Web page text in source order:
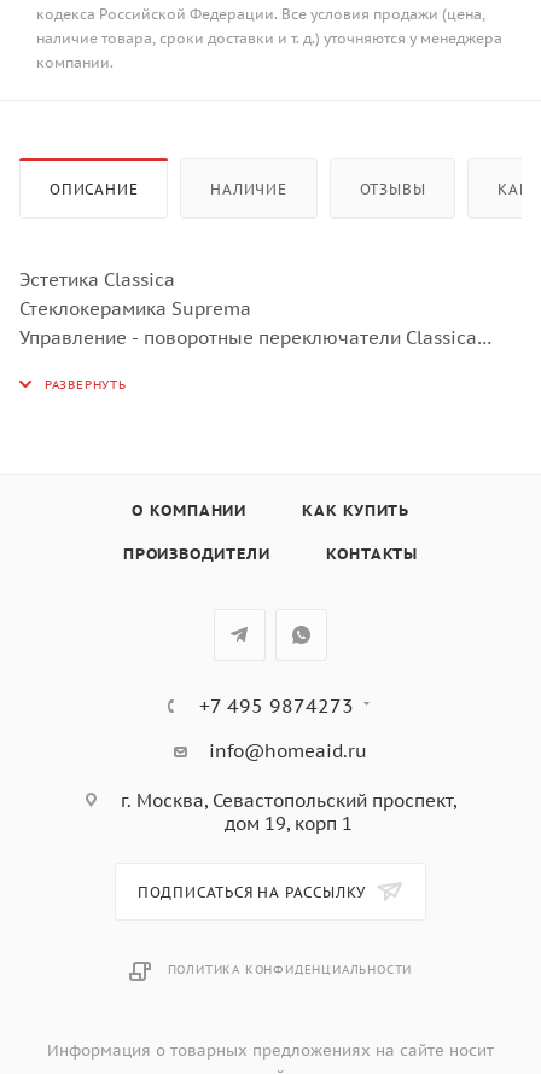
кодекса Российской Федерации. Все условия продажи (цена,
наличие товара, сроки доставки и т. д.) уточняются у менеджера
компании.
ОПИСАНИЕ НАЛИЧИЕ ОТЗЫВЫ КАК
Эстетика Classica
Стеклокерамика Suprema
Управление - поворотные переключатели Classica
ФУНКЦИОНАЛЬНОСТЬ
Задняя правая: 2,3 кВт (Booster – 3,0 кВт), ø 210 мм
9 регулируемых уровней мощности
Индикация остаточного тепла
Автоматическое выключение
Защита от перегрева
Охлаждающий вентилятор
ТЕХНИЧЕСКИЕ ХАРАКТЕРИСТИКИ
Напряжение: 220-240 В (380–415 В)
О КОМПАНИИ КАК КУПИТЬ
ПРОИЗВОДИТЕЛИ КОНТАКТЫ
+7 495 9874273
info@homeaid.ru
г. Москва, Севастопольский проспект,
дом 19, корп 1
ПОДПИСАТЬСЯ НА РАССЫЛКУ
ПОЛИТИКА КОНФИДЕНЦИАЛЬНОСТИ
Информация о товарных предложениях на сайте носит